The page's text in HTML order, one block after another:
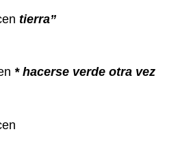
tierra”
* hacerse verde otra vez